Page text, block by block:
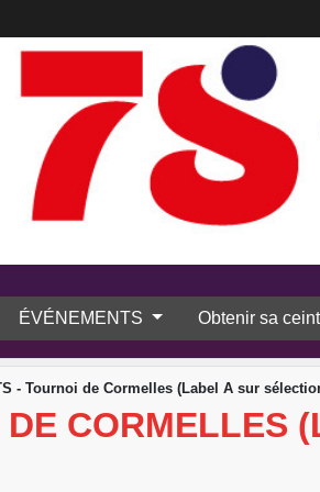
ÉVÉNEMENTS Obtenir sa
- Tournoi de Cormelles (Label A sur
CORMELLES